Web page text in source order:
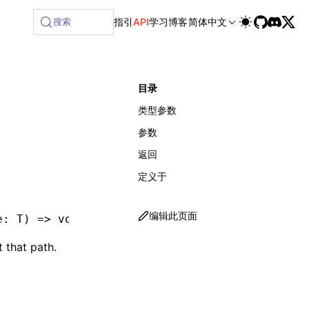
at /next/zh/llms-full.txt, and this page is available
搜索 指引API学习博客简体中文
: T) => void string | undefined
that path.
目录
类型参数
参数
返回
定义于
编辑此页面